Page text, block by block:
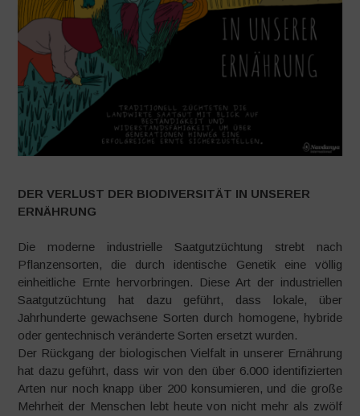
DER VERLUST DER BIODIVERSITÄT IN UNSERER
ERNÄHRUNG
Die moderne industrielle Saatgutzüchtung strebt nach
Pflanzensorten, die durch identische Genetik eine völlig
einheitliche Ernte hervorbringen. Diese Art der industriellen
Saatgutzüchtung hat dazu geführt, dass lokale, über
Jahrhunderte gewachsene Sorten durch homogene, hybride
oder gentechnisch veränderte Sorten ersetzt wurden.
Der Rückgang der biologischen Vielfalt in unserer Ernährung
hat dazu geführt, dass wir von den über 6.000 identifizierten
Arten nur noch knapp über 200 konsumieren, und die große
Mehrheit der Menschen lebt heute von nicht mehr als zwölf